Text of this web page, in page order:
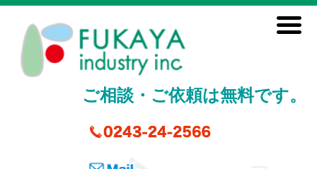
ご相談・ご依頼は無料です。